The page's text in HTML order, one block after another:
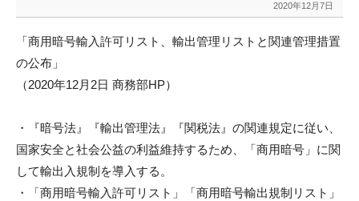
進
機
2020年12月7日
k
a
n
m
「商用暗号輸入許可リスト、 輸出管理リストと関連管理措置
の公布」
（2020年12月2日 商務部HP）
・『暗号法』『輸出管理法』『関税法』の関連規定に従い、
国家安全と社会公益の利益維持するため、「商用暗号」 に関
して輸出入規制を導入する。
・「 商用暗号輸入許可リスト」「 商用暗号輸出規制リスト」